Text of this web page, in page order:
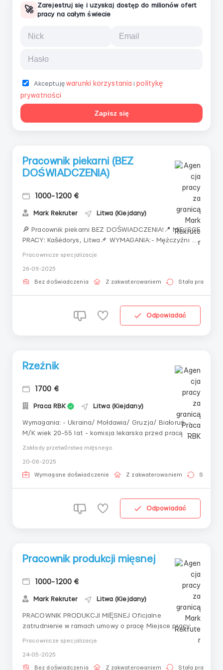
🚀
Zarejestruj się i uzyskaj dostęp do milionów ofert
pracy na całym świecie
Akceptujęwarunki korzystania i politykę
prywatności
Zapisz się
Pracownik piekarni (BEZ
DOŚWIADCZENIA)
1000-1200 €
Mark Rekruter Litwa (Kiejdany)
🔎 Pracownik piekarni BEZ DOŚWIADCZENIA!📍 MIEJSCE
PRACY: Kašėdorys, Litwa📌 WYMAGANIA:- Mężczyźni do
wzrost od 160 cm- komunikatywny rosyjski📆 GRAFIK
PRACY:- praca 5-6 dni w tygodniu, dni wolne ruchome-
Pracownicze specjalizacje
26-09-2025
Bez doświadczenia Z zakwaterowaniem Stała praca
Odpowiadać
Rzeźnik
1700 €
Praca RBK Litwa (Kiejdany)
Wymagania: - Ukraina/ Mołdawia/ Gruzja/ Białoruś -
M/K wiek 20-55 lat - komisja lekarska przed pracą - z
DOŚWIADCZENIEM W PRACY przy rozbiorze
euro/godz. netto - od drugiego miesiąca 8 euro/godz.
netto - dopłata za własne zakwaterow...
Zakłady przetwórstwa mięsnego
20-06-2025
Wymagane doświadczenie Z zakwaterowaniem Stała
Odpowiadać
Pracownik produkcji mięsnej
1000-1200 €
Mark Rekruter Litwa (Kiejdany)
PRACOWNIK PRODUKCJI MIĘSNEJ Oficjalne
zatrudnienie w ramach umowy o pracę Miejsce pracy:
"Krekenavos agrofirma" produkuje kiełbasy, produkty
suszone, gotowe mięso Wymagania: - M/K/pary w
Pracownicze specjalizacje
24-05-2025
Bez doświadczenia Z zakwaterowaniem Stała praca